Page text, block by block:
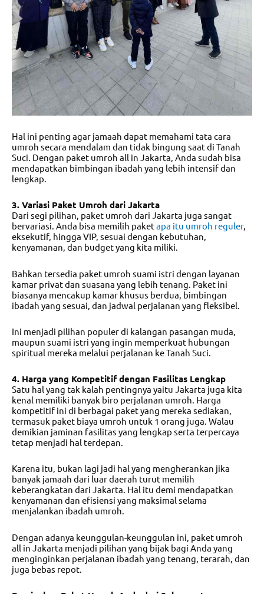
Hal ini penting agar jamaah dapat memahami tata cara
umroh secara mendalam dan tidak bingung saat di Tanah
Suci. Dengan paket umroh all in Jakarta, Anda sudah bisa
mendapatkan bimbingan ibadah yang lebih intensif dan
lengkap.
3. Variasi Paket Umroh dari Jakarta
Dari segi pilihan, paket umroh dari Jakarta juga sangat
bervariasi. Anda bisa memilih paketapa itu umroh reguler,
eksekutif, hingga VIP, sesuai dengan kebutuhan,
kenyamanan, dan budget yang kita miliki.
Bahkan tersedia paket umroh suami istri dengan layanan
kamar privat dan suasana yang lebih tenang. Paket ini
biasanya mencakup kamar khusus berdua, bimbingan
ibadah yang sesuai, dan jadwal perjalanan yang fleksibel.
Ini menjadi pilihan populer di kalangan pasangan muda,
maupun suami istri yang ingin memperkuat hubungan
spiritual mereka melalui perjalanan ke Tanah Suci.
4. Harga yang Kompetitif dengan Fasilitas Lengkap
Satu hal yang tak kalah pentingnya yaitu Jakarta juga kita
kenal memiliki banyak biro perjalanan umroh. Harga
kompetitif ini di berbagai paket yang mereka sediakan,
termasuk paket biaya umroh untuk 1 orang juga. Walau
demikian jaminan fasilitas yang lengkap serta terpercaya
tetap menjadi hal terdepan.
Karena itu, bukan lagi jadi hal yang mengherankan jika
banyak jamaah dari luar daerah turut memilih
keberangkatan dari Jakarta. Hal itu demi mendapatkan
kenyamanan dan efisiensi yang maksimal selama
menjalankan ibadah umroh.
Dengan adanya keunggulan-keunggulan ini, paket umroh
all in Jakarta menjadi pilihan yang bijak bagi Anda yang
menginginkan perjalanan ibadah yang tenang, terarah, dan
juga bebas repot.